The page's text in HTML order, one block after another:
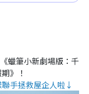
蠟筆小新劇場版：千
》！
手拯救屋企人啦↓